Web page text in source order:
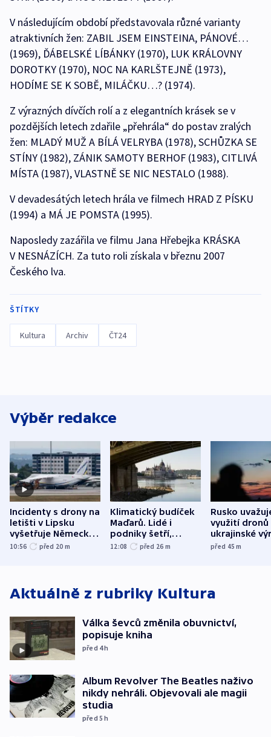
V následujícím období představovala různé varianty
atraktivních žen: ZABIL JSEM EINSTEINA, PÁNOVÉ…
(1969), ĎÁBELSKÉ LÍBÁNKY (1970), LUK KRÁLOVNY
DOROTKY (1970), NOC NA KARLŠTEJNĚ (1973),
HODÍME SE K SOBĚ, MILÁČKU…? (1974).
Z výrazných dívčích rolí a z elegantních krásek se v
pozdějších letech zdařile „přehrála“ do postav zralých
žen: MLADÝ MUŽ A BÍLÁ VELRYBA (1978), SCHŮZKA SE
STÍNY (1982), ZÁNIK SAMOTY BERHOF (1983), CITLIVÁ
MÍSTA (1987), VLASTNĚ SE NIC NESTALO (1988).
V devadesátých letech hrála ve filmech HRAD Z PÍSKU
(1994) a MÁ JE POMSTA (1995).
Naposledy zazářila ve filmu Jana Hřebejka KRÁSKA
V NESNÁZÍCH. Za tuto roli získala v březnu 2007
Českého lva.
ŠTÍTKY
Kultura Archiv ČT24
Výběr redakce
Incidenty s drony na
letišti v Lipsku
vyšetřuje Německo
jako úmyslný pokus
10:56 před 20 m
Klimatický budíček
Maďarů. Lidé i
podniky šetří,
omezuje se doprava
12:08 před 26 m
Rusko
využití dronů
ukrajinské
útokům v
před 45m
Aktuálně z rubriky Kultura
Válka ševců změnila obuvnictví,
popisuje kniha
před 4h
Album Revolver The Beatles naživo
nikdy nehráli. Objevovali ale magii
studia
před 5h